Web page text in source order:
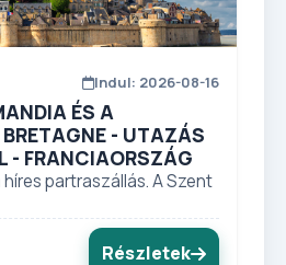
Indul: 2026-08-16
ÉS A
BRETAGNE - UTAZÁS
- FRANCIAORSZÁG
partraszállás. A Szent
Részletek